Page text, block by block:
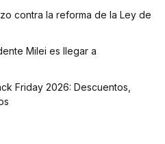
contra la reforma de la Ley de
Milei es llegar a
Friday 2026: Descuentos,